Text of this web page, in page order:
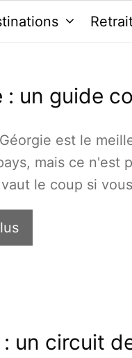
: un guide
est le
mais ce n'est
le coup si
un circuit